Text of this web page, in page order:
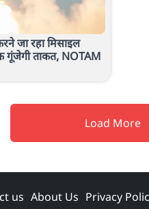
जा रहा मिसाइल
गूंजेगी ताकत, NOTAM
Load More
us About Us Privacy